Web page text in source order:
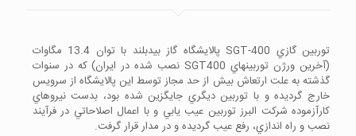
توربين گازي SGT-400 پالايشگاه گاز بيدبلند با توان 13.4 مگاوات
(آخرين ورژن توربين­هاي SGT400 نصب شده در ايران) كه در سنوات
گذشته به علت ارتعاش بيش از حد مجاز توسط اين پالايشگاه از سرويس
خارج گرديده و با توربين ديگري جايگزين شده بود، بدست نيروهاي
كارآزموده شركت البرز توربين عيب يابي و با اعمال اصلاحاتي در فرآيند
نصب و راه اندازي، رفع عيب گرديده و در مدار قرار گرفت.